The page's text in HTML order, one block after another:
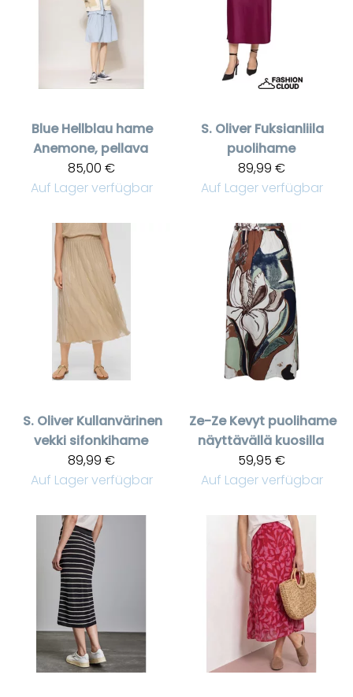
Blue Hellblau hame
Anemone, pellava
85,00 €
Auf Lager verfügbar
S. Oliver Fuksianliila
puolihame
89,99 €
Auf Lager verfügbar
S. Oliver Kullanvärinen
vekki sifonkihame
89,99 €
Auf Lager verfügbar
Ze-Ze Kevyt puolihame
näyttävällä kuosilla
59,95 €
Auf Lager verfügbar